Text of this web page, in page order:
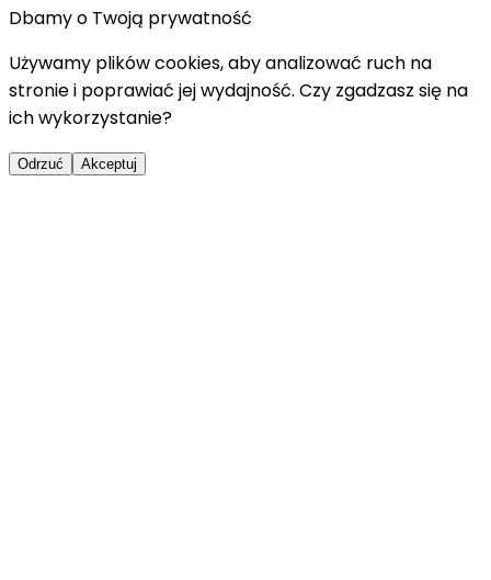
Dbamy o Twoją prywatność
Używamy plików cookies, aby analizować ruch na
stronie i poprawiać jej wydajność. Czy zgadzasz się na
ich wykorzystanie?
Odrzuć Akceptuj